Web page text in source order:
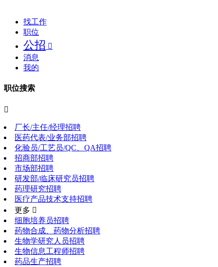
找工作
职位
公招 
消息
我的
职位搜索

厂长/主任/经理招聘
医药代表/业务部招聘
化验员/工艺员/QC、QA招聘
招商部招聘
市场部招聘
研发部/临床研究员招聘
药理研究招聘
医疗产品技术支持招聘
更多 
细胞培养员招聘
药物合成、药物分析招聘
生物学研究人员招聘
生物信息工程师招聘
药品生产招聘